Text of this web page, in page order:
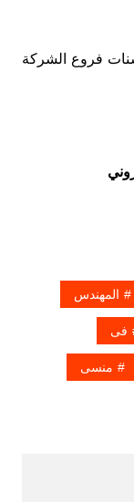
فروع الشركة
المهندس
فى
منسى